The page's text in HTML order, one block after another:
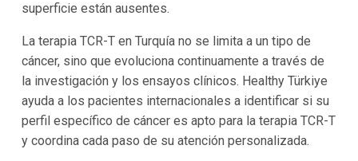
superficie están ausentes.
La terapia TCR-T en Turquía no se limita a un tipo de
cáncer, sino que evoluciona continuamente a través de
la investigación y los ensayos clínicos. Healthy Türkiye
ayuda a los pacientes internacionales a identificar si su
perfil específico de cáncer es apto para la terapia TCR-T
y coordina cada paso de su atención personalizada.